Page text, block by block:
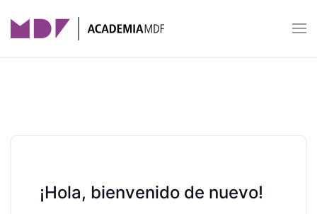
Skip to main content
¡Hola, bienvenido de nuevo!